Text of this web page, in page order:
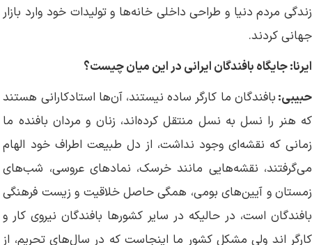
زندگی مردم دنیا و طراحی داخلی خانه‌ها و تولیدات خود وارد بازار
جهانی کردند.
ایرنا: جایگاه بافندگان ایرانی در این میان چیست؟
حبیبی:بافندگان ما کارگر ساده نیستند، آن‌ها استادکارانی هستند
که هنر را نسل به نسل منتقل کرده‌اند، زنان و مردان بافنده ما
زمانی که نقشه‌ای وجود نداشت، از دل طبیعت اطراف خود الهام
می‌گرفتند، نقشه‌هایی مانند خرسک، نمادهای عروسی، شب‌های
زمستان و آیین‌های بومی، همگی حاصل خلاقیت و زیست فرهنگی
بافندگان است، در حالیکه در سایر کشورها بافندگان نیروی کار و
کارگر اند ولی مشکل کشور ما اینجاست که در سال‌های تحریم، از